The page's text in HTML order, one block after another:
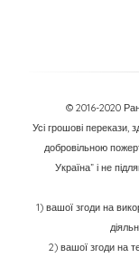
© 2016-2020
Усі грошові
добровільною
Україна” і не
1) вашої згоди на
2) вашої згоди на